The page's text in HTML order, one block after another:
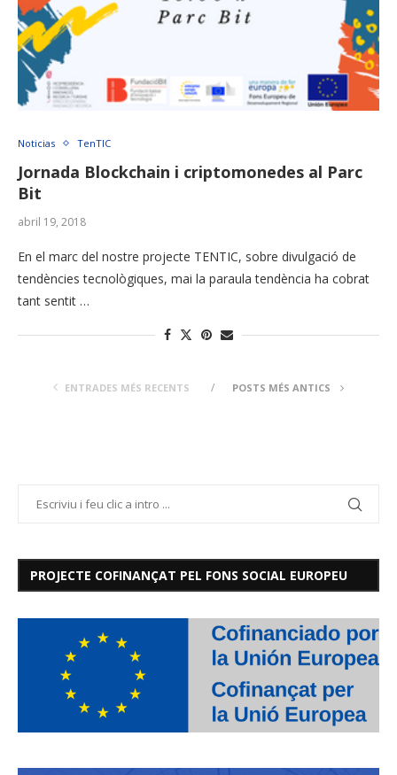
Noticias TenTIC
Jornada Blockchain i criptomonedes al Parc
Bit
abril 19, 2018
En el marc del nostre projecte TENTIC, sobre divulgació de
tendències tecnològiques, mai la paraula tendència ha cobrat
tant sentit …
ENTRADES MÉS RECENTS POSTS MÉS ANTICS
PROJECTE COFINANÇAT PEL FONS SOCIAL EUROPEU